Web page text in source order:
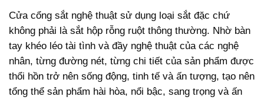
Cửa cổng sắt nghệ thuật sử dụng loại sắt đặc chứ
không phải là sắt hộp rỗng ruột thông thường. Nhờ bàn
tay khéo léo tài tình và đầy nghệ thuật của các nghệ
nhân, từng đường nét, từng chi tiết của sản phẩm được
thổi hồn trở nên sống động, tinh tế và ấn tượng, tạo nên
tổng thể sản phẩm hài hòa, nổi bậc, sang trọng và ấn